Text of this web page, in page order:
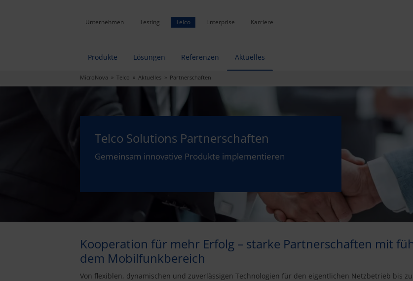
Unternehmen Testing Telco Enterprise Karriere
Produkte Lösungen Referenzen Aktuelles
MicroNova » Telco » Aktuelles » Partnerschaften
Telco Solutions Partnerschaften
Gemeinsam innovative Produkte implementieren
Kooperation für mehr Erfolg – starke Partnerschaften mit
dem Mobilfunkbereich
Von flexiblen, dynamischen und zuverlässigen Technologien für den eigentlichen Netzbetrieb bis